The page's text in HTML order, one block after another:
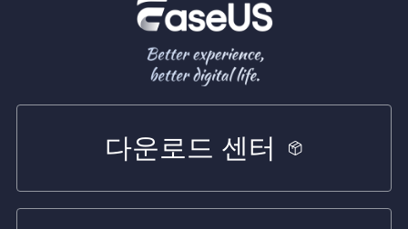
다운로드 센터